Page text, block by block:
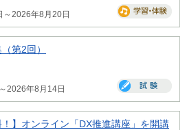
～2026年8月20日
第2回）
2026年8月14日
！】オンライン「DX推進講座」を開講